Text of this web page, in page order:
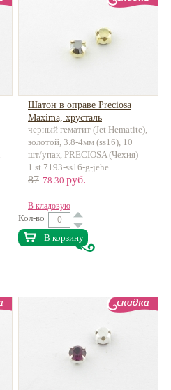
Шатон в оправе Preciosa
Maxima, хрусталь
черный гематит (Jet Hematite),
золотой, 3.8-4мм (ss16), 10
шт/упак, PRECIOSA (Чехия)
1.st.7193-ss16-g-jehe
87 78.30 руб.
В кладовую
Кол-во
В корзину